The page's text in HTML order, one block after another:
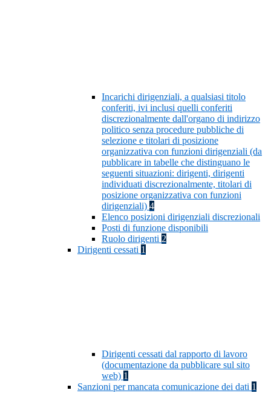
Incarichi dirigenziali, a qualsiasi titolo
conferiti, ivi inclusi quelli conferiti
discrezionalmente dall'organo di indirizzo
politico senza procedure pubbliche di
selezione e titolari di posizione
organizzativa con funzioni dirigenziali (da
pubblicare in tabelle che distinguano le
seguenti situazioni: dirigenti, dirigenti
individuati discrezionalmente, titolari di
posizione organizzativa con funzioni
dirigenziali) 4
Elenco posizioni dirigenziali discrezionali
Posti di funzione disponibili
Ruolo dirigenti 2
Dirigenti cessati 1
Dirigenti cessati dal rapporto di lavoro
(documentazione da pubblicare sul sito
web) 1
Sanzioni per mancata comunicazione dei dati 1